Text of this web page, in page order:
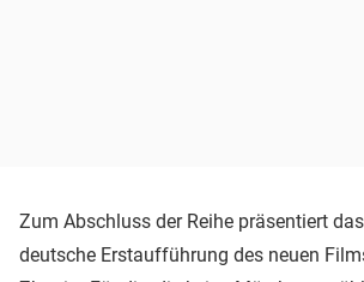
Zum Abschluss der Reihe präsentiert
deutsche Erstaufführung des neuen